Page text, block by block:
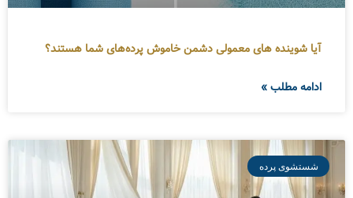
آیا شوینده های معمولی دشمن خاموش پرده‌های شما هستند؟
ادامه مطلب »
شستشوی پرده